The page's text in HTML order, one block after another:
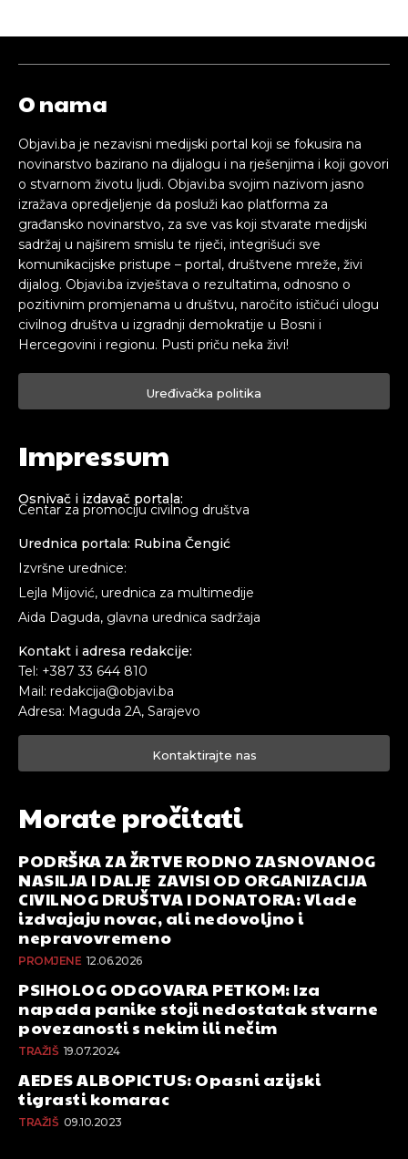
O nama
Objavi.ba je nezavisni medijski portal koji se fokusira na
novinarstvo bazirano na dijalogu i na rješenjima i koji govori
o stvarnom životu ljudi. Objavi.ba svojim nazivom jasno
izražava opredjeljenje da posluži kao platforma za
građansko novinarstvo, za sve vas koji stvarate medijski
sadržaj u najširem smislu te riječi, integrišući sve
komunikacijske pristupe – portal, društvene mreže, živi
dijalog. Objavi.ba izvještava o rezultatima, odnosno o
pozitivnim promjenama u društvu, naročito ističući ulogu
civilnog društva u izgradnji demokratije u Bosni i
Hercegovini i regionu. Pusti priču neka živi!
Uređivačka politika
Impressum
Osnivač i izdavač portala:
Centar za promociju civilnog društva
Urednica portala: Rubina Čengić
Izvršne urednice:
Lejla Mijović, urednica za multimedije
Aida Daguda, glavna urednica sadržaja
Kontakt i adresa redakcije:
Tel: +387 33 644 810
Mail: redakcija@objavi.ba
Adresa: Maguda 2A, Sarajevo
Kontaktirajte nas
Morate pročitati
PODRŠKA ZA ŽRTVE RODNO ZASNOVANOG
NASILJA I DALJE ZAVISI OD ORGANIZACIJA
CIVILNOG DRUŠTVA I DONATORA: Vlade
izdvajaju novac, ali nedovoljno i
nepravovremeno
PROMJENE 12.06.2026
PSIHOLOG ODGOVARA PETKOM: Iza
napada panike stoji nedostatak stvarne
povezanosti s nekim ili nečim
TRAŽIŠ 19.07.2024
AEDES ALBOPICTUS: Opasni azijski
tigrasti komarac
TRAŽIŠ 09.10.2023